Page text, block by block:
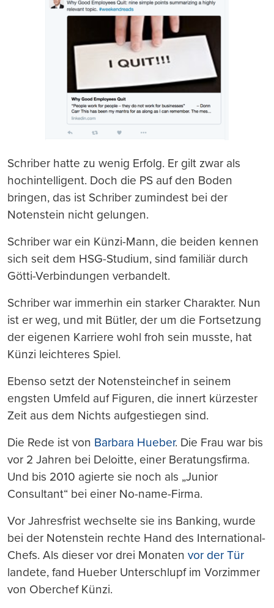
Schriber hatte zu wenig Erfolg. Er gilt zwar als
hochintelligent. Doch die PS auf den Boden
bringen, das ist Schriber zumindest bei der
Notenstein nicht gelungen.
Schriber war ein Künzi-Mann, die beiden kennen
sich seit dem HSG-Studium, sind familiär durch
Götti-Verbindungen verbandelt.
Schriber war immerhin ein starker Charakter. Nun
ist er weg, und mit Bütler, der um die Fortsetzung
der eigenen Karriere wohl froh sein musste, hat
Künzi leichteres Spiel.
Ebenso setzt der Notensteinchef in seinem
engsten Umfeld auf Figuren, die innert kürzester
Zeit aus dem Nichts aufgestiegen sind.
Die Rede ist von Barbara Hueber. Die Frau war bis
vor 2 Jahren bei Deloitte, einer Beratungsfirma.
Und bis 2010 agierte sie noch als „Junior
Consultant“ bei einer No-name-Firma.
Vor Jahresfrist wechselte sie ins Banking, wurde
bei der Notenstein rechte Hand des International-
Chefs. Als dieser vor drei Monaten vor der Tür
landete, fand Hueber Unterschlupf im Vorzimmer
von Oberchef Künzi.